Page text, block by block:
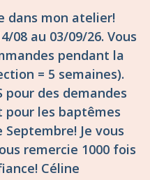
dans mon atelier!
08 au 03/09/26. Vous
pendant la
= 5 semaines).
pour des demandes
les baptêmes
Je vous
remercie 1000 fois
Céline